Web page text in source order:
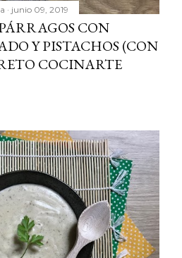
junio 09, 2019
CON
Y PISTACHOS (CON
COCINARTE